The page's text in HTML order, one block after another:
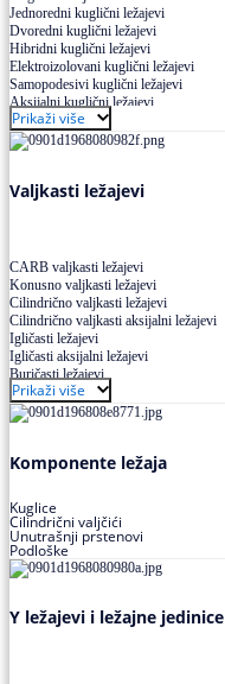
Jednoredni kuglični ležajevi
Dvoredni kuglični ležajevi
Hibridni kuglični ležajevi
Elektroizolovani kuglični ležajevi
Samopodesivi kuglični ležajevi
Aksijalni kuglični ležajevi
Kuglični ležajevi od nerđajućeg čelika
Prikaži više
Valjkasti ležajevi
CARB valjkasti ležajevi
Konusno valjkasti ležajevi
Cilindrično valjkasti ležajevi
Cilindrično valjkasti aksijalni ležajevi
Igličasti ležajevi
Igličasti aksijalni ležajevi
Buričasti ležajevi
Buričasti zaptiveni ležajevi
Buričasti aksijalni ležajevi
Prikaži više
Komponente ležaja
Kuglice
Cilindrični valjčići
Unutrašnji prstenovi
Podloške
Y ležajevi i ležajne jedinice